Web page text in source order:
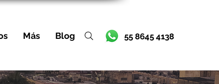
Más Blog 55 8645 4138